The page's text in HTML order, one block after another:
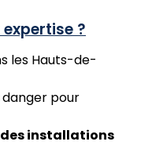
?
les Hauts-de-
danger pour
installations